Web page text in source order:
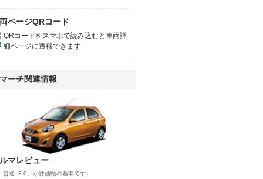
ページQRコード
QRコードをスマホで読み込むと車両詳
細ページに遷移できます
マーチ関連情報
マレビュー
普通=3.0」が評価軸の基準です）